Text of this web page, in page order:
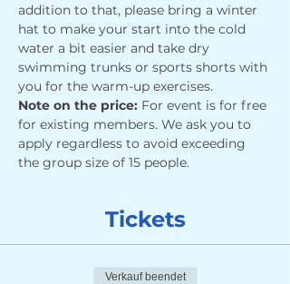
addition to that, please bring a winter
hat to make your start into the cold
water a bit easier and take dry
swimming trunks or sports shorts with
you for the warm-up exercises.
Note on the price: For event is for free
for existing members. We ask you to
apply regardless to avoid exceeding
the group size of 15 people.
Tickets
Verkauf beendet